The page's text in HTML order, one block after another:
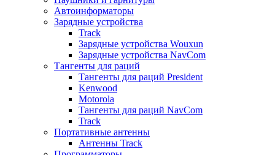
Автоинформаторы
Зарядные устройства
Track
Зарядные устройства Wouxun
Зарядные устройства NavCom
Тангенты для раций
Тангенты для раций President
Kenwood
Motorola
Тангенты для раций NavCom
Track
Портативные антенны
Антенны Track